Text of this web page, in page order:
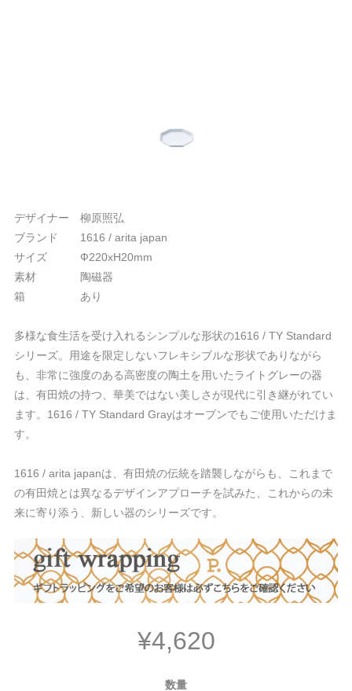
デザイナー 柳原照弘
ブランド 1616 / arita japan
サイズ Ф220xH20mm
素材 陶磁器
箱 あり
多様な食生活を受け入れるシンプルな形状の1616 / TY Standard
シリーズ。用途を限定しないフレキシブルな形状でありながら
も、非常に強度のある高密度の陶土を用いたライトグレーの器
は、有田焼の持つ、華美ではない美しさが現代に引き継がれてい
ます。1616 / TY Standard Grayはオーブンでもご使用いただけま
す。
1616 / arita japanは、有田焼の伝統を踏襲しながらも、これまで
の有田焼とは異なるデザインアプローチを試みた、これからの未
来に寄り添う、新しい器のシリーズです。
¥4,620
数量